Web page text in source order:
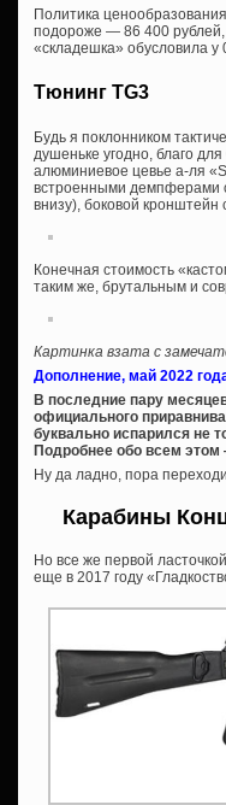
Политика
подороже — 86 400
«складешка» обусловила у
Тюнинг TG3
Будь я поклонником
душеньке угодно, благо
алюминиевое цевье а-ля
встроенными демпферами
внизу), боковой кронштейн
Конечная стоимость
таким же, брутальным и
Картинка взата с
Дополнение, май 2022
В последние пару
официального
буквально испарился не
Подробнее обо всем этом
Ну да ладно, пора
Карабины
Но все же первой
еще в 2017 году